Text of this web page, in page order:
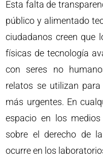
Esta falta de
público y alimentado
ciudadanos creen que
físicas de tecnología
con seres no
relatos se utilizan
más urgentes. En
espacio en los
sobre el derecho de
ocurre en los